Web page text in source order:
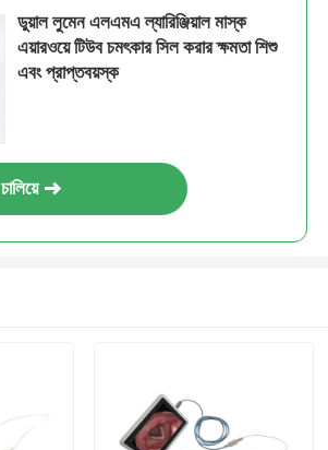
ডুয়াল লুমেন এলএমএ ল্যারিঞ্জিয়াল মাস্ক
এয়ারওয়ে টিউব চমৎকার সিল করার ক্ষমতা শিশু
এবং প্রাপ্তবয়স্ক
চালিয়ে